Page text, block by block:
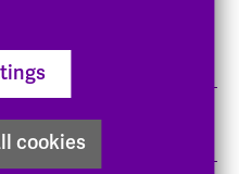
Philosophie der
Fakultät der
und
cookies